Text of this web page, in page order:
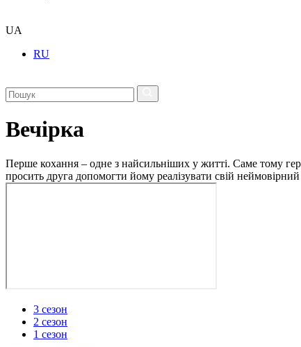
UA
RU
Вечірка
Перше кохання – одне з найсильніших у житті. Саме тому
просить друга допомогти йому реалізувати свій
3 сезон
2 сезон
1 сезон